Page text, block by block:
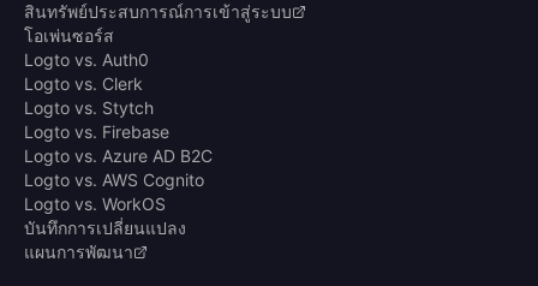
สินทรัพย์ประสบการณ์การเข้าสู่ระบบ
โอเพ่นซอร์ส
Logto vs. Auth0
Logto vs. Clerk
Logto vs. Stytch
Logto vs. Firebase
Logto vs. Azure AD B2C
Logto vs. AWS Cognito
Logto vs. WorkOS
บันทึกการเปลี่ยนแปลง
แผนการพัฒนา